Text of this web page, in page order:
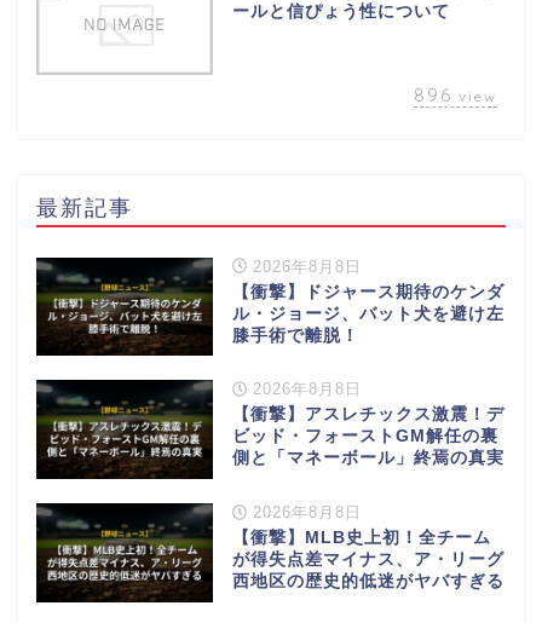
ールと信ぴょう性について
896 view
最新記事
2026年8月8日
【衝撃】ドジャース期待のケンダ
ル・ジョージ、バット犬を避け左
膝手術で離脱！
2026年8月8日
【衝撃】アスレチックス激震！デ
ビッド・フォーストGM解任の裏
側と「マネーボール」終焉の真実
2026年8月8日
【衝撃】MLB史上初！全チーム
が得失点差マイナス、ア・リーグ
西地区の歴史的低迷がヤバすぎる